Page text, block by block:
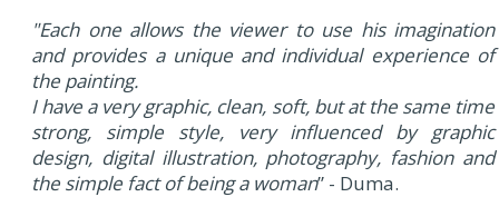
"Each one allows the viewer to use his imagination
and provides a unique and individual experience of
the painting.
I have a very graphic, clean, soft, but at the same time
strong, simple style, very influenced by graphic
design, digital illustration, photography, fashion and
the simple fact of being a woman” - Duma.